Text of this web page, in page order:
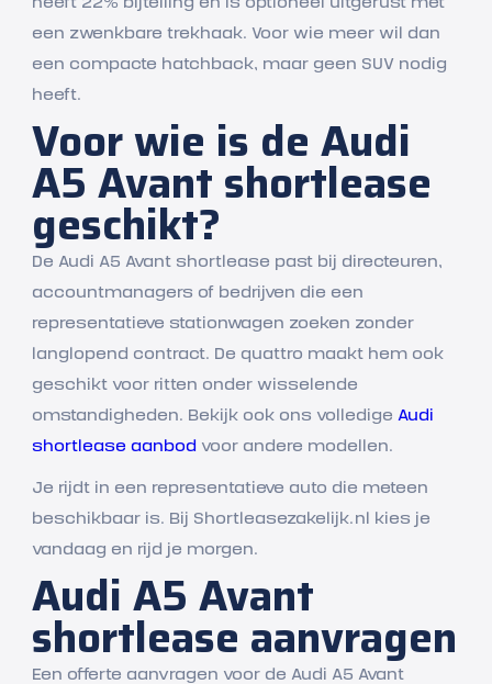
een zwenkbare trekhaak. Voor wie meer wil dan
een compacte hatchback, maar geen SUV nodig
heeft.
Voor wie is de Audi
A5 Avant shortlease
geschikt?
De Audi A5 Avant shortlease past bij directeuren,
accountmanagers of bedrijven die een
representatieve stationwagen zoeken zonder
langlopend contract. De quattro maakt hem ook
geschikt voor ritten onder wisselende
omstandigheden. Bekijk ook ons volledige Audi
shortlease aanbod voor andere modellen.
Je rijdt in een representatieve auto die meteen
beschikbaar is. Bij Shortleasezakelijk.nl kies je
vandaag en rijd je morgen.
Audi A5 Avant
shortlease aanvragen
Een offerte aanvragen voor de Audi A5 Avant